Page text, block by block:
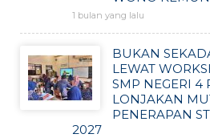
1 bulan yang lalu
BUKAN
LEWAT
SMP NEGERI 4
LONJAKAN
PENERAPAN
2027